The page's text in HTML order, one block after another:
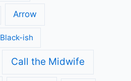
Arrow
Black-ish
Call the Midwife